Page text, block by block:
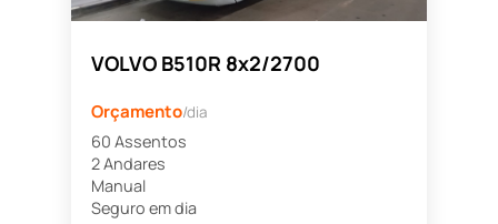
VOLVO B510R 8x2/2700
Orçamento/dia
60 Assentos
2 Andares
Manual
Seguro em dia